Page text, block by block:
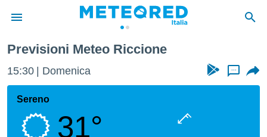
di
Previsioni Meteo Riccione
15:30 Domenica ...
Sereno
31°